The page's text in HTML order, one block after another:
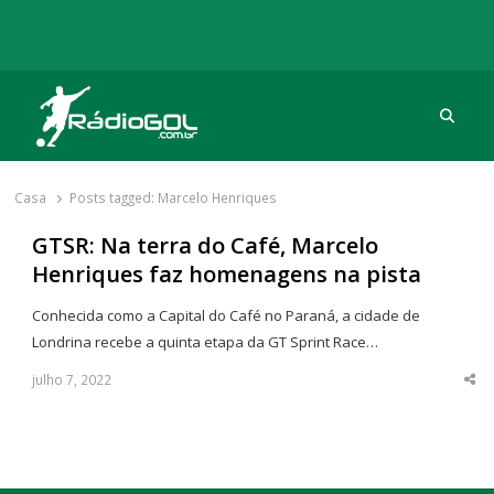
Rádio Gol
Há mais de 20 anos com as melhores coberturas
Casa Posts tagged: Marcelo Henriques
GTSR: Na terra do Café, Marcelo
Henriques faz homenagens na pista
Conhecida como a Capital do Café no Paraná, a cidade de
Londrina recebe a quinta etapa da GT Sprint Race…
julho 7, 2022